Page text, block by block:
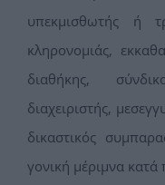
υπεκμισθωτής ή
κληρονομιάς,
διαθήκης,
διαχειριστής,
δικαστικός
γονική μέριμνα κατά